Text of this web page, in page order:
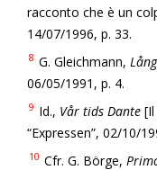
racconto che è un
14/07/1996, p. 33.
8 G. Gleichmann,
06/05/1991, p. 4.
9 Id., Vår tids Dante
“Expressen”, 02/10/
10 Cfr. G. Börge,